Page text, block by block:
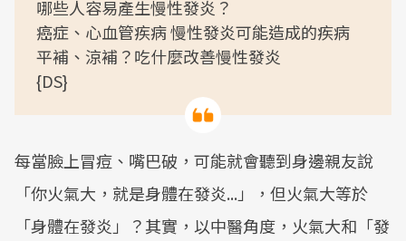
哪些人容易產生慢性發炎？
癌症、心血管疾病 慢性發炎可能造成的疾病
平補、涼補？吃什麼改善慢性發炎
{DS}
每當臉上冒痘、嘴巴破，可能就會聽到身邊親友說
「你火氣大，就是身體在發炎...」，但火氣大等於
「身體在發炎」？其實，以中醫角度，火氣大和「發